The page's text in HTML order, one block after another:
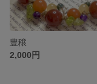
豊穣
2,000円